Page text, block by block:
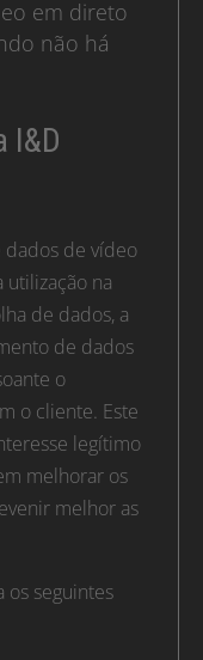
em direto
não há
I&D
de vídeo
utilização na
de dados, a
de dados
o
o cliente. Este
legítimo
melhorar os
melhor as
os seguintes